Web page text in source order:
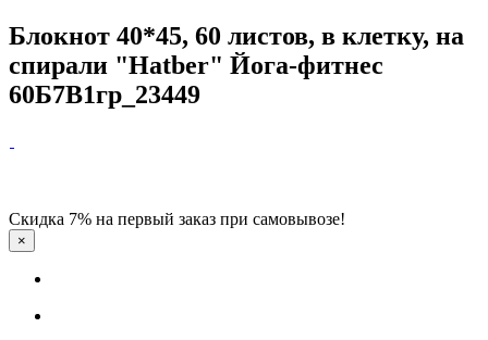
Блокнот 40*45, 60 листов, в клетку, на
спирали "Hatber" Йога-фитнес
60Б7B1гр_23449
Скидка 7% на первый заказ при самовывозе!
×